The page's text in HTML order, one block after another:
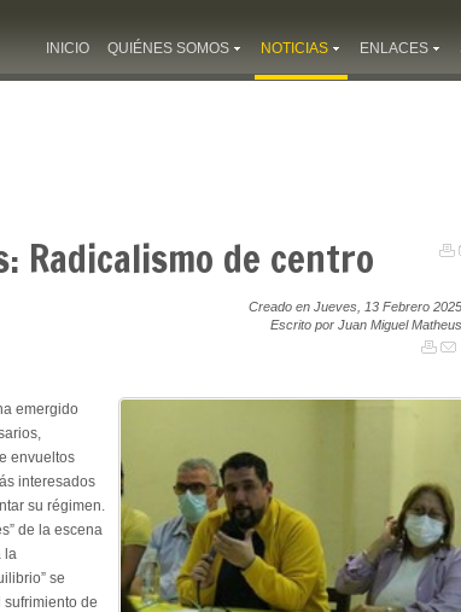
INICIO QUIÉNES SOMOS NOTICIAS ENLACES
Radicalismo de centro
Creado en Jueves, 13 Febrero 2025
Escrito por Juan Miguel Matheus
emergido
envueltos
interesados
su régimen.
de la escena
la
se
de